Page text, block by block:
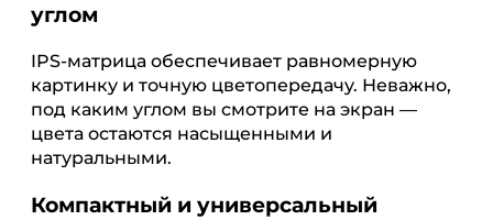
углом
IPS-матрица обеспечивает равномерную
картинку и точную цветопередачу. Неважно,
под каким углом вы смотрите на экран —
цвета остаются насыщенными и
натуральными.
Компактный и универсальный